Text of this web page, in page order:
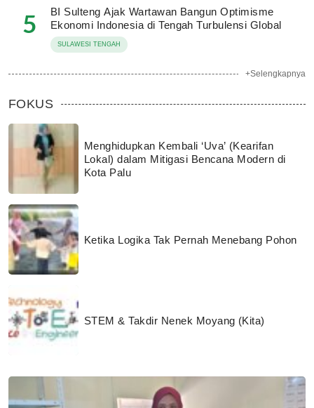
5
BI Sulteng Ajak Wartawan Bangun Optimisme
Ekonomi Indonesia di Tengah Turbulensi Global
SULAWESI TENGAH
+Selengkapnya
FOKUS
Menghidupkan Kembali ‘Uva’ (Kearifan
Lokal) dalam Mitigasi Bencana Modern di
Kota Palu
Ketika Logika Tak Pernah Menebang Pohon
STEM & Takdir Nenek Moyang (Kita)